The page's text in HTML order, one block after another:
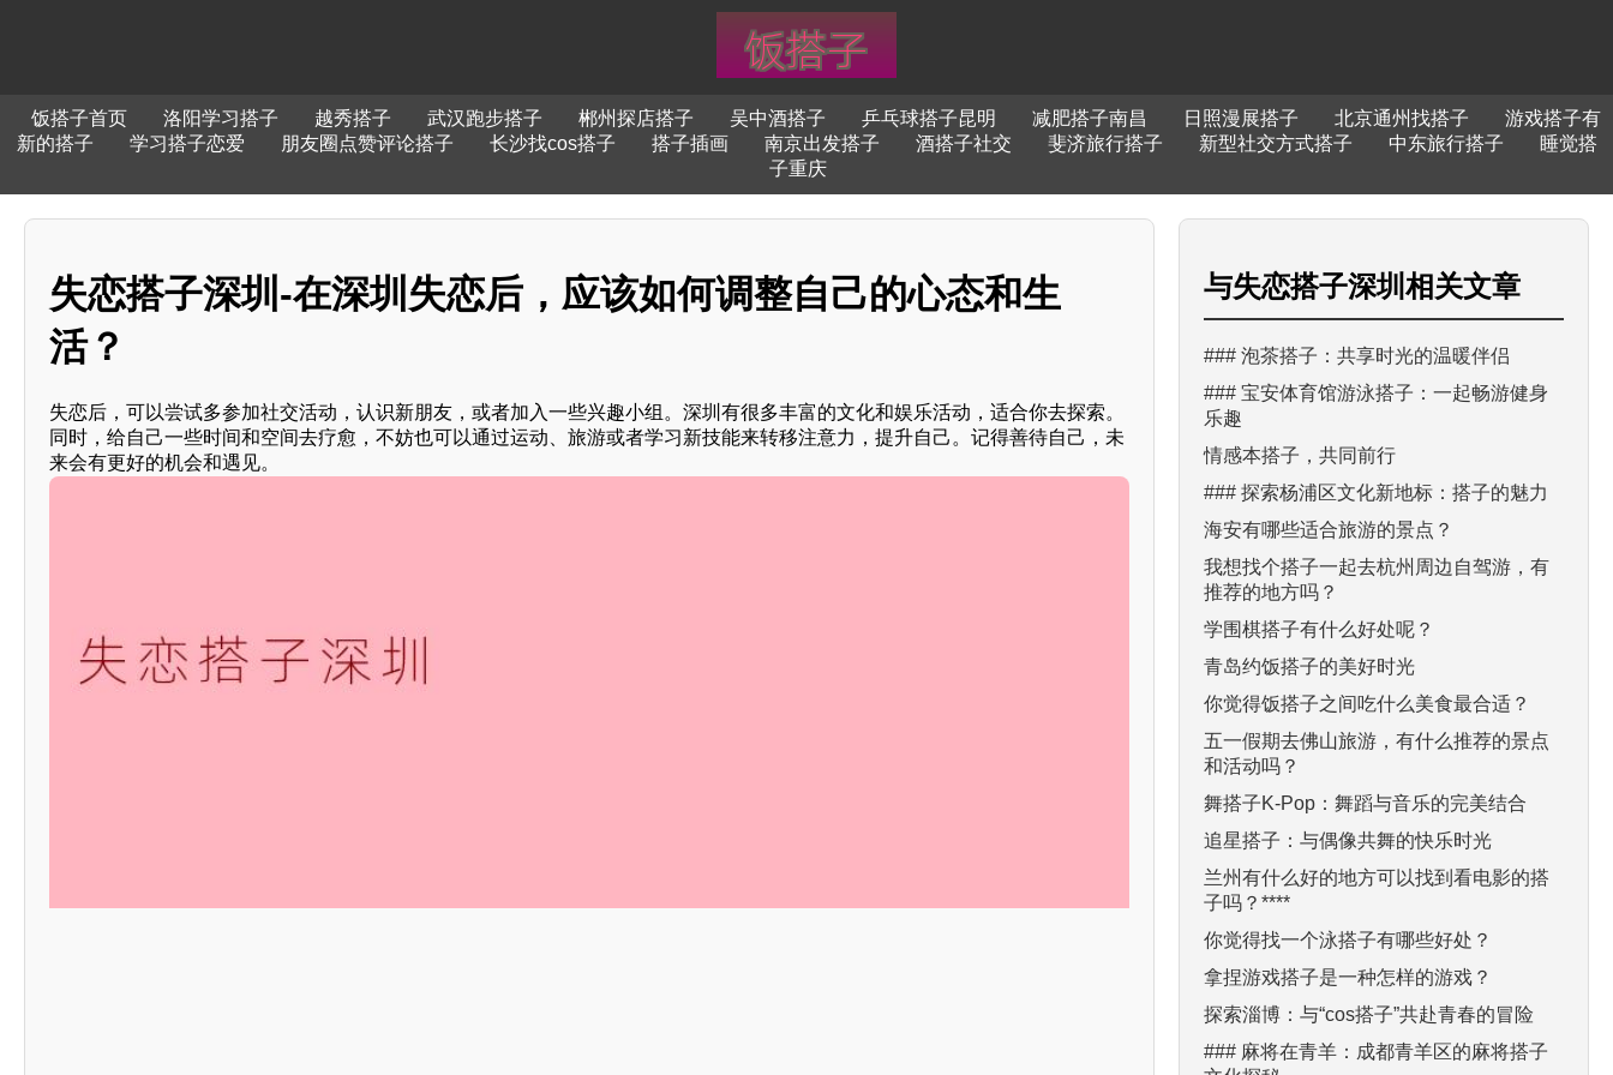
饭搭子首页 洛阳学习搭子 越秀搭子 武汉跑步搭子 郴州探店搭子 吴中酒搭子 乒乓球搭子昆明 减肥搭子南昌 日照漫展搭子 北京通州找搭子
游戏搭子有
新的搭子
学习搭子恋爱 朋友圈点赞评论搭子 长沙找cos搭子 搭子插画 南京出发搭子 酒搭子社交 斐济旅行搭子 新型社交方式搭子 中东旅行搭子
睡觉搭
子重庆
失恋搭子深圳-在深圳失恋后，应该如何调整自己的心态和生
活？
失恋后，可以尝试多参加社交活动，认识新朋友，或者加入一些兴趣小组。深圳有很多丰富的文化和娱乐活动，适合你去探索。
同时，给自己一些时间和空间去疗愈，不妨也可以通过运动、旅游或者学习新技能来转移注意力，提升自己。记得善待自己，未
来会有更好的机会和遇见。
与失恋搭子深圳 相关文章
### 泡茶搭子：共享时光的温暖伴侣
### 宝安体育馆游泳搭子：一起畅游健身
乐趣
情感本搭子，共同前行
### 探索杨浦区文化新地标：搭子的魅力
海安有哪些适合旅游的景点？
我想找个搭子一起去杭州周边自驾游，有
推荐的地方吗？
学围棋搭子有什么好处呢？
青岛约饭搭子的美好时光
你觉得饭搭子之间吃什么美食最合适？
五一假期去佛山旅游，有什么推荐的景点
和活动吗？
舞搭子K-Pop：舞蹈与音乐的完美结合
追星搭子：与偶像共舞的快乐时光
兰州有什么好的地方可以找到看电影的搭
子吗？****
你觉得找一个泳搭子有哪些好处？
拿捏游戏搭子是一种怎样的游戏？
探索淄博：与“cos搭子”共赴青春的冒险
### 麻将在青羊：成都青羊区的麻将搭子